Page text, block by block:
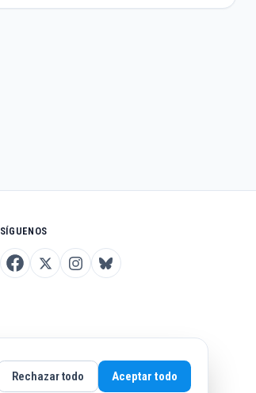
SÍGUENOS
Rechazar todo Aceptar todo